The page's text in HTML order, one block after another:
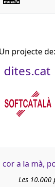
Un projecte de:
dites.cat
cor a la mà,
Les 10.000